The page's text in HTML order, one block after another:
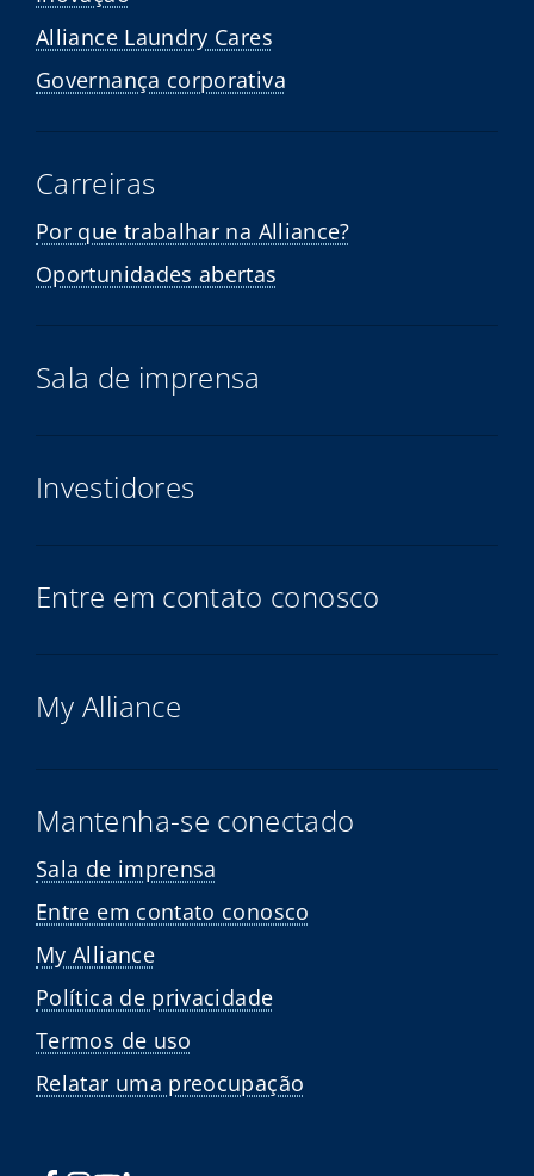
Alliance Laundry Cares
Governança corporativa
Carreiras
Por que trabalhar na Alliance?
Oportunidades abertas
Sala de imprensa
Investidores
Entre em contato conosco
My Alliance
Mantenha-se conectado
Sala de imprensa
Entre em contato conosco
My Alliance
Política de privacidade
Termos de uso
Relatar uma preocupação